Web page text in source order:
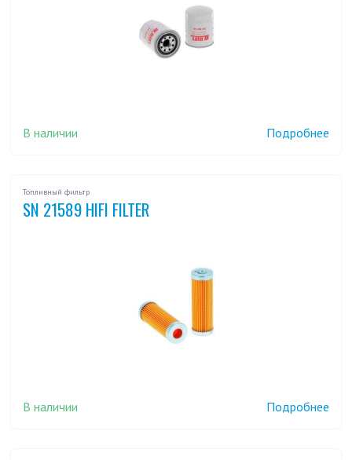
В наличии Подробнее
Топливный фильтр
SN 21589 HIFI FILTER
В наличии Подробнее